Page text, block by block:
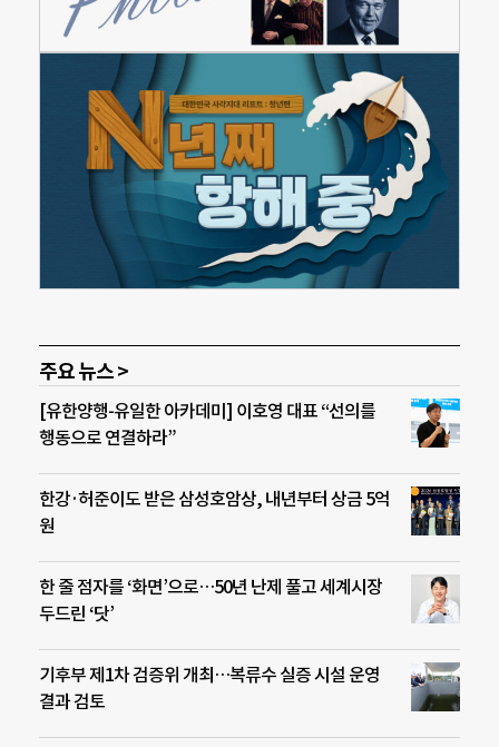
주요 뉴스 >
[유한양행-유일한 아카데미] 이호영 대표 “선의를
행동으로 연결하라”
한강·허준이도 받은 삼성호암상, 내년부터 상금 5억
원
한 줄 점자를 ‘화면’으로…50년 난제 풀고 세계시장
두드린 ‘닷’
기후부 제1차 검증위 개최…복류수 실증 시설 운영
결과 검토